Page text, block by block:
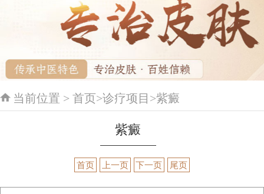
当前位置 > 首页>诊疗项目 >紫癜
紫癜
首页 上一页 下一页 尾页